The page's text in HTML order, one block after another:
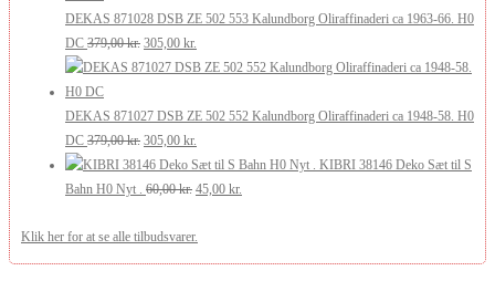
var:
er:
DEKAS 871028 DSB ZE 502 553 Kalundborg Oliraffinaderi ca 1963-66. H0
DC 379,00kr. Den
oprindelige
var:
379,00 kr..
305,00 kr.
aktuelle
er:
DEKAS 871027 DSB ZE 502 552 Kalundborg Oliraffinaderi ca 1948-58. H0
DC 379,00kr. Den
oprindelige
pris
379,00 kr..
305,00 kr.
aktuelle
pris
KIBRI 38146 Deko Sæt til S
Bahn H0 Nyt .
60,00kr. Den
pris
var:
45,00 kr.
er:
Klik her for at se alle tilbudsvarer.